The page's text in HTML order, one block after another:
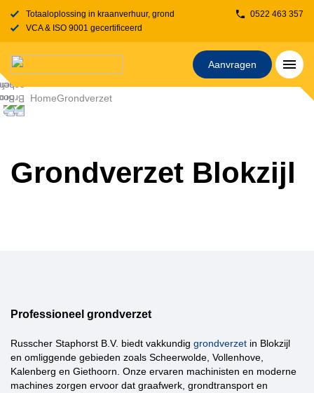
Totaaloplossing in kraanverhuur, grondverzet, transport, rijplaten en
VCA & ISO 9001 gecertificeerd
0522 463 357
Aanvragen
HomeGrondverzet
Grondverzet Blokzijl
Professioneel grondverzet
Russcher Staphorst B.V. biedt vakkundig grondverzet in Blokzijl
en omliggende gebieden zoals Scheerwolde Vollenhove
Kalenberg en Giethoorn . Onze ervaren machinisten en moderne
machines zorgen ervoor dat graafwerk grondtransport en